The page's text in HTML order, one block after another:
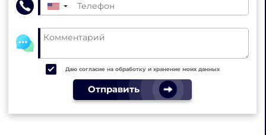
▼
Даю согласие на обработку и хранение моих данных
Отправить